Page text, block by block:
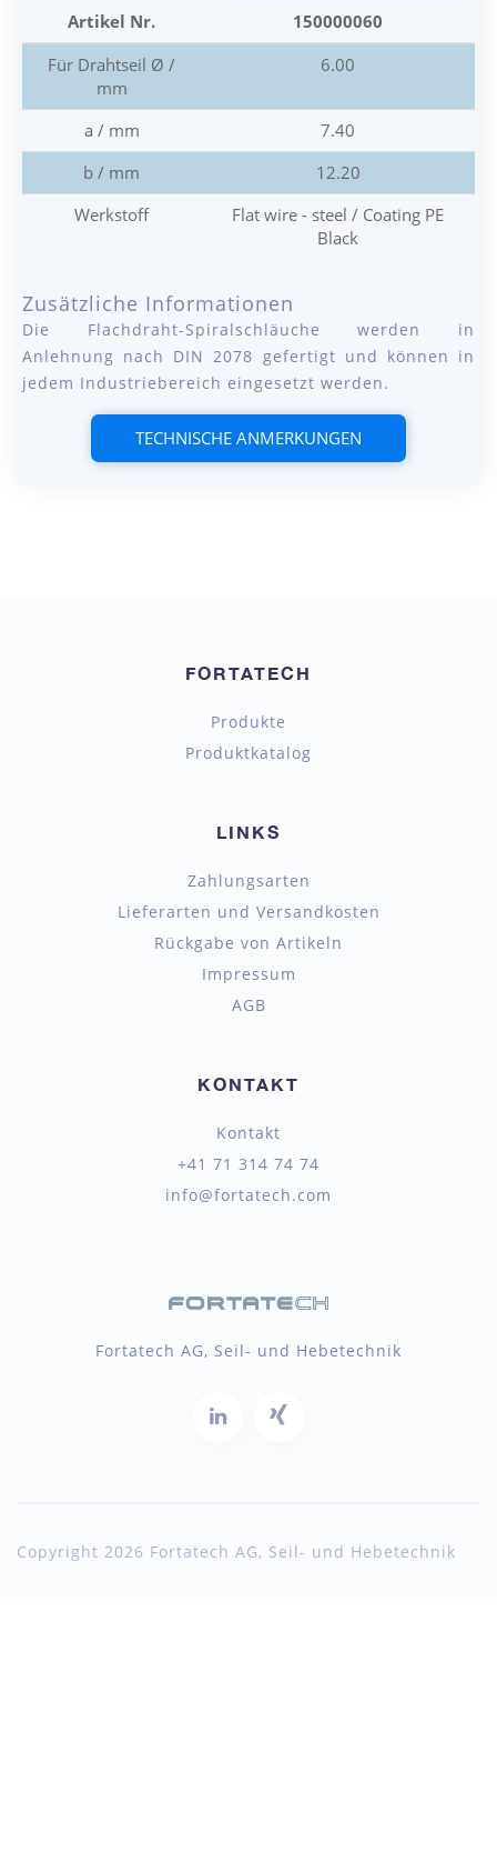
Artikel Nr.
150000060
Für Drahtseil Ø /
mm
6.00
a / mm
7.40
b / mm
12.20
Werkstoff
Flat wire - steel / Coating PE
Black
Zusätzliche Informationen
Die Flachdraht-Spiralschläuche werden in
Anlehnung nach DIN 2078 gefertigt und können in
jedem Industriebereich eingesetzt werden.
TECHNISCHE ANMERKUNGEN
FORTATECH
Produkte
Produktkatalog
LINKS
Zahlungsarten
Lieferarten und Versandkosten
Rückgabe von Artikeln
Impressum
AGB
KONTAKT
Kontakt
+41 71 314 74 74
info@fortatech.com
Fortatech AG, Seil- und Hebetechnik
Copyright 2026 Fortatech AG, Seil- und Hebetechnik